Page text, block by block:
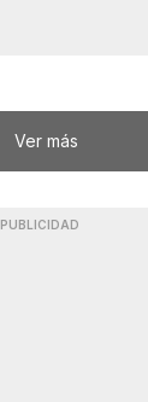
Ver más
PUBLICIDAD